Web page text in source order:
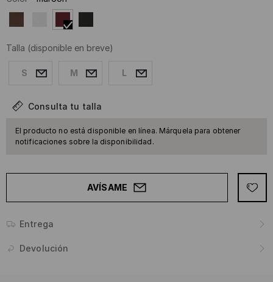
Talla (disponible en breve)
S M L
Consulta tu talla
El producto no está disponible en línea. Márquela para obtener
notificaciones sobre la disponibilidad.
AVÍSAME
Entrega
Devolución